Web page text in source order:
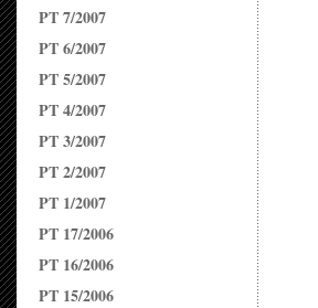
PT 7/2007
PT 6/2007
PT 5/2007
PT 4/2007
PT 3/2007
PT 2/2007
PT 1/2007
PT 17/2006
PT 16/2006
PT 15/2006